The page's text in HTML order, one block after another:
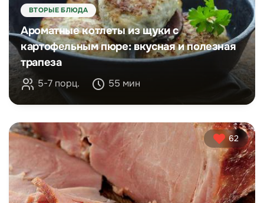
ВТОРЫЕ БЛЮДА
Ароматные котлеты из щуки с
картофельным пюре: вкусная и полезная
трапеза
5-7 порц. 55 мин
62